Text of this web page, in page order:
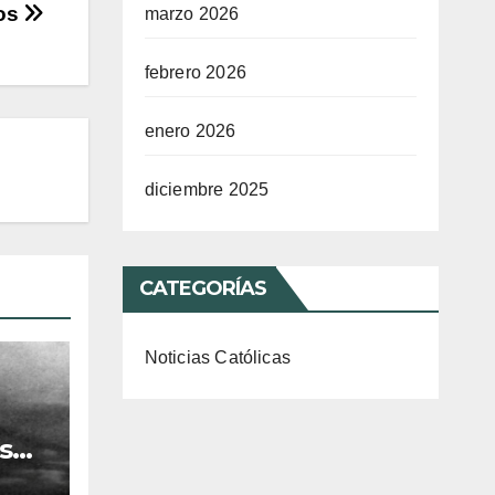
marzo 2026
febrero 2026
enero 2026
diciembre 2025
CATEGORÍAS
Noticias Católicas